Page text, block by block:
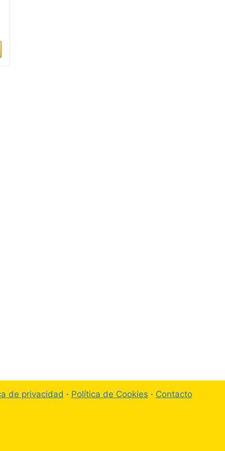
de privacidad · Política de Cookies · Contacto